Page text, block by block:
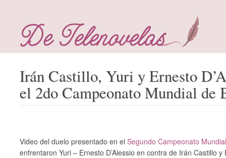
Irán Castillo, Yuri y Ernesto
el 2do Campeonato Mundial de
Video del duelo presentado en elSegundo Campeonato
enfrentaron Yuri – Ernesto D’Alessio en contra de Irán Castillo y